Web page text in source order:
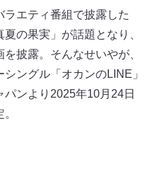
ラエティ番組で披露した
の果実」が話題となり、
披露。そんなせいやが、
ングル「オカンのLINE」
ンより2025年10月24日